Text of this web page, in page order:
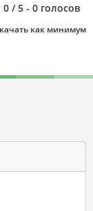
0 / 5 - 0 голосов
как минимум